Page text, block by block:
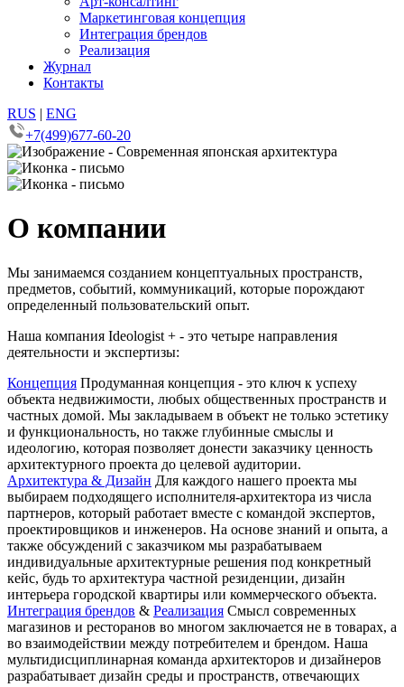
Маркетинговая концепция
Интеграция брендов
Реализация
Журнал
Контакты
RUS | ENG
+7(499)677-60-20
О компании
Мы занимаемся созданием концептуальных пространств,
предметов, событий, коммуникаций, которые порождают
определенный пользовательский опыт.
Наша компания Ideologist + - это четыре направления
деятельности и экспертизы:
Концепция Продуманная концепция - это ключ к успеху
объекта недвижимости, любых общественных пространств и
частных домой. Мы закладываем в объект не только эстетику
и функциональность, но также глубинные смыслы и
идеологию, которая позволяет донести заказчику ценность
архитектурного проекта до целевой аудитории.
Архитектура & Дизайн Для каждого нашего проекта мы
выбираем подходящего исполнителя-архитектора из числа
партнеров, который работает вместе с командой экспертов,
проектировщиков и инженеров. На основе знаний и опыта, а
также обсуждений с заказчиком мы разрабатываем
индивидуальные архитектурные решения под конкретный
кейс, будь то архитектура частной резиденции, дизайн
интерьера городской квартиры или коммерческого объекта.
Интеграция брендов & Реализация Смысл современных
магазинов и ресторанов во многом заключается не в товарах, а
во взаимодействии между потребителем и брендом. Наша
мультидисциплинарная команда архитекторов и дизайнеров
разрабатывает дизайн среды и пространств, отвечающих